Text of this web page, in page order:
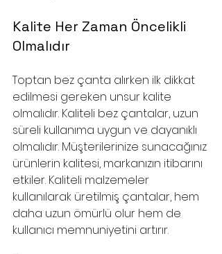
Kalite Her Zaman Öncelikli
Olmalıdır
Toptan bez çanta alırken ilk dikkat
edilmesi gereken unsur kalite
olmalıdır. Kaliteli bez çantalar, uzun
süreli kullanıma uygun ve dayanıklı
olmalıdır. Müşterilerinize sunacağınız
ürünlerin kalitesi, markanızın itibarını
etkiler. Kaliteli malzemeler
kullanılarak üretilmiş çantalar, hem
daha uzun ömürlü olur hem de
kullanıcı memnuniyetini artırır.